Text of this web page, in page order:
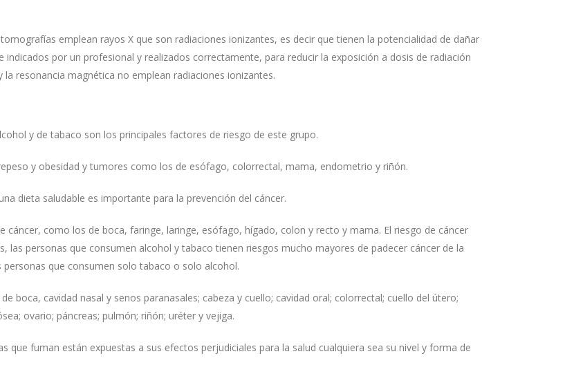
emplean rayos X que son radiaciones ionizantes, es decir que tienen la potencialidad de dañar
por un profesional y realizados correctamente, para reducir la exposición a dosis de radiación
resonancia magnética no emplean radiaciones ionizantes.
y de tabaco son los principales factores de riesgo de este grupo.
y obesidad y tumores como los de esófago, colorrectal, mama, endometrio y riñón.
dieta saludable es importante para la prevención del cáncer.
como los de boca, faringe, laringe, esófago, hígado, colon y recto y mama. El riesgo de cáncer
las personas que consumen alcohol y tabaco tienen riesgos mucho mayores de padecer cáncer de la
que consumen solo tabaco o solo alcohol.
boca, cavidad nasal y senos paranasales; cabeza y cuello; cavidad oral; colorrectal; cuello del útero;
ovario; páncreas; pulmón; riñón; uréter y vejiga.
que fuman están expuestas a sus efectos perjudiciales para la salud cualquiera sea su nivel y forma de